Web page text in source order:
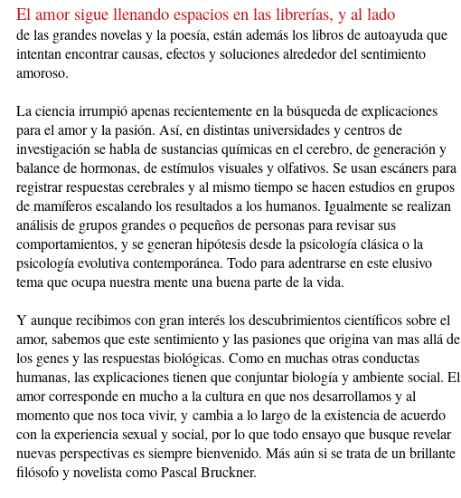
El amor sigue llenando espacios en las librerías, y al lado
delas grandesnovelas y la poesía, están además los libros de autoayuda que
intentan encontrar causas, efectos y soluciones alrededor del sentimiento
amoroso.
La ciencia irrumpió apenas recientemente en la búsqueda de explicaciones
para el amor y la pasión. Así, en distintas universidades y centros de
investigación se habla de sustancias químicas en el cerebro, de generación y
balance de hormonas, de estímulos visuales y olfativos. Se usan escáners para
registrar respuestas cerebrales y al mismo tiempo se hacen estudios en grupos
de mamíferos escalando los resultados a los humanos. Igualmente se realizan
análisis de grupos grandes o pequeños de personas para revisar sus
comportamientos, y se generan hipótesis desde la psicología clásica o la
psicología evolutiva contemporánea. Todo para adentrarse en este elusivo
tema que ocupa nuestra mente una buena parte de la vida.
Y aunque recibimos con gran interés los descubrimientos científicos sobre el
amor, sabemos que este sentimiento y las pasiones que origina van mas allá de
los genes y las respuestas biológicas. Como en muchas otras conductas
humanas, las explicaciones tienen que conjuntar biología y ambiente social. El
amor corresponde en mucho a la cultura en que nos desarrollamos y al
momento que nos toca vivir, y cambia a lo largo de la existencia de acuerdo
con la experiencia sexual y social, por lo que todo ensayo que busque revelar
nuevas perspectivas es siempre bienvenido. Más aún si se trata de un brillante
filósofo y novelista como Pascal Bruckner.